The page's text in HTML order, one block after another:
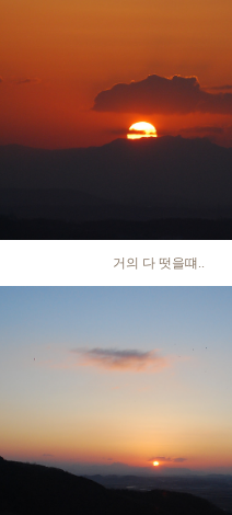
거의 다 떳을떄..